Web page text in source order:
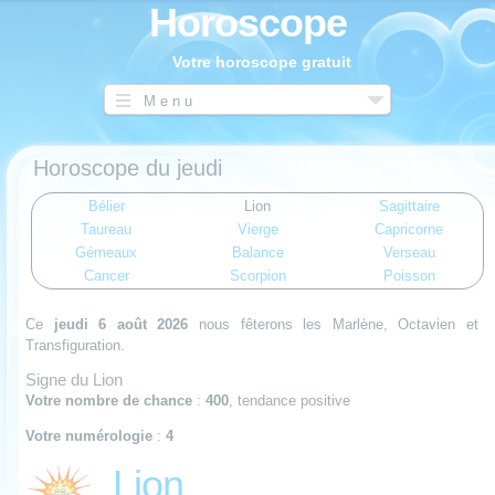
Horoscope
Votre horoscope gratuit
Menu
Horoscope du jeudi
Bélier
Taureau
Gémeaux
Cancer
Lion
Vierge
Balance
Scorpion
Sagittaire
Capricorne
Verseau
Poisson
Ce jeudi 6 août 2026 nous fêterons les Marlène, Octavien et
Transfiguration.
Signe du Lion
Votre nombre de chance : 400, tendance positive
Votre numérologie : 4
Lion